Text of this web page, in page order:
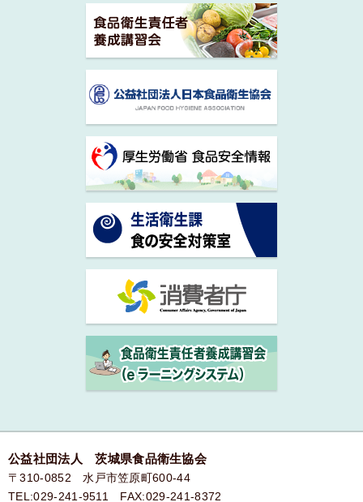
公益社団法人 茨城県食品衛生協会
〒310-0852 水戸市笠原町600-44
TEL:029-241-9511 FAX:029-241-8372